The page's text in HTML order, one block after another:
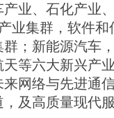
业、石化产业
业集群，软件
；新能源汽车
等六大新兴产
网络与先进通
及高质量现代